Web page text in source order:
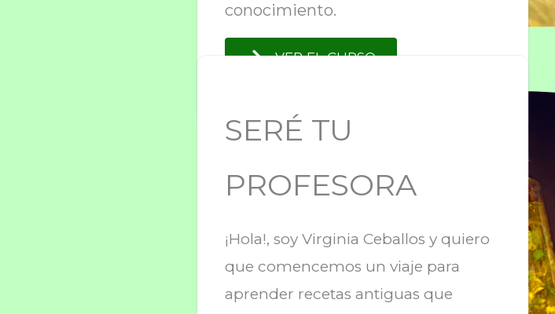
conocimiento.
VER EL CURSO
SERÉ TU
PROFESORA
¡Hola!, soy Virginia Ceballos y quiero
que comencemos un viaje para
aprender recetas antiguas que